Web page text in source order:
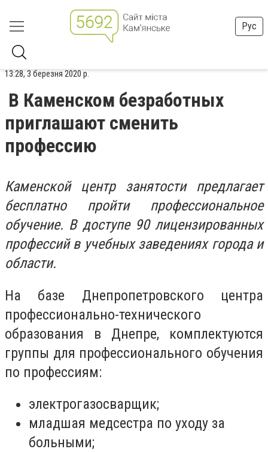
Рус
13:28, 3 березня 2020 р.
В Каменском безработных
приглашают сменить
профессию
Каменской центр занятости предлагает
бесплатно пройти профессиональное
обучение. В доступе 90 лицензированных
профессий в учебных заведениях города и
области.
На базе Днепропетровского центра
профессионально-технического
образования в Днепре, комплектуются
группы для профессионального обучения
по профессиям:
электрогазосварщик;
младшая медсестра по уходу за
больными;